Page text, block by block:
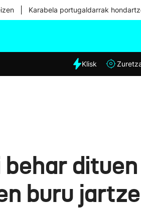
Karabela portugaldarrak
Eguraldia
Klisk
dituen
buru